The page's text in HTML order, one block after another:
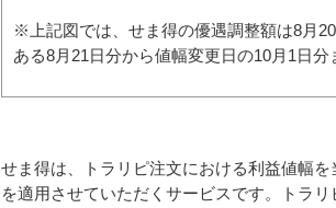
※上記図では、せま得の優遇調整額は8月
ある8月21日分から値幅変更日の10月1日
せま得は、トラリピ注文における利益値幅
を適用させていただくサービスです。トラ